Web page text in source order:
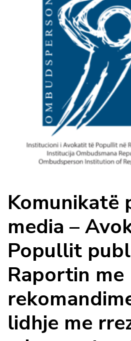
Komunikatë
media –
Popullit
Raportin me
lidhje me